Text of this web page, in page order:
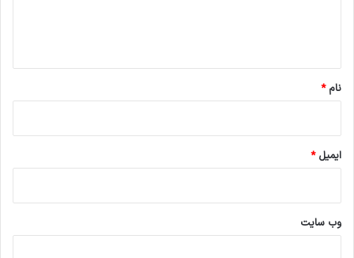
نام*
ایمیل*
وب‌ سایت